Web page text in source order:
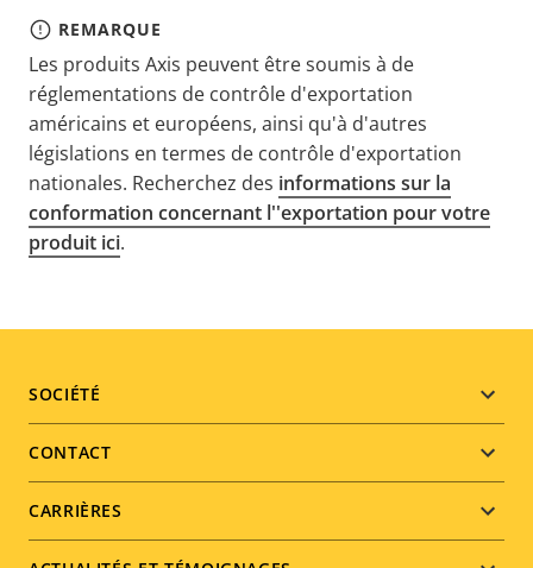
REMARQUE
Les produits Axis peuvent être soumis à de
réglementations de contrôle d'exportation
américains et européens, ainsi qu'à d'autres
législations en termes de contrôle d'exportation
nationales. Recherchez des informations sur la
conformation concernant l''exportation pour votre
produit ici.
Footer
menu
SOCIÉTÉ
CONTACT
CARRIÈRES